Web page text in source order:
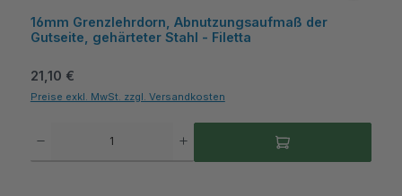
16mm Grenzlehrdorn, Abnutzungsaufmaß der
Gutseite, gehärteter Stahl - Filetta
Regulärer Preis:
21,10 €
Preise exkl. MwSt. zzgl. Versandkosten